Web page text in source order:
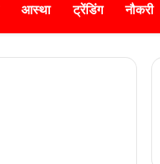
आस्था ट्रेंडिंग नौकरी